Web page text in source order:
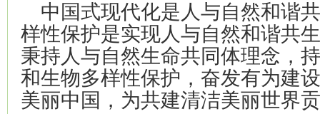
中国式现代化是人与自然和谐
样性保护是实现人与自然和谐共
秉持人与自然生命共同体理念，
和生物多样性保护，奋发有为建
美丽中国，为共建清洁美丽世界